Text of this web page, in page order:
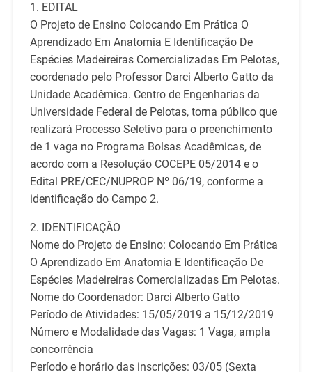
1. EDITAL
O Projeto de Ensino Colocando Em Prática O
Aprendizado Em Anatomia E Identificação De
Espécies Madeireiras Comercializadas Em Pelotas,
coordenado pelo Professor Darci Alberto Gatto da
Unidade Acadêmica. Centro de Engenharias da
Universidade Federal de Pelotas, torna público que
realizará Processo Seletivo para o preenchimento
de 1 vaga no Programa Bolsas Acadêmicas, de
acordo com a Resolução COCEPE 05/2014 e o
Edital PRE/CEC/NUPROP Nº 06/19, conforme a
identificação do Campo 2.
2. IDENTIFICAÇÃO
Nome do Projeto de Ensino: Colocando Em Prática
O Aprendizado Em Anatomia E Identificação De
Espécies Madeireiras Comercializadas Em Pelotas.
Nome do Coordenador: Darci Alberto Gatto
Período de Atividades: 15/05/2019 a 15/12/2019
Número e Modalidade das Vagas: 1 Vaga, ampla
concorrência
Período e horário das inscrições: 03/05 (Sexta